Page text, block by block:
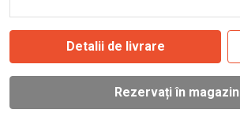
Detalii de livrare
Rezervați în magazin